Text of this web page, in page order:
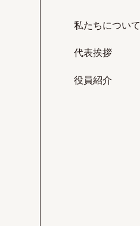
私たちについて
代表挨拶
役員紹介